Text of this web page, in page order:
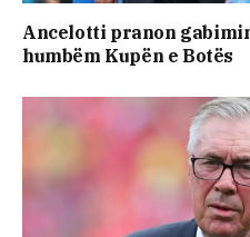
Ancelotti pranon
humbëm Kupën e Botës